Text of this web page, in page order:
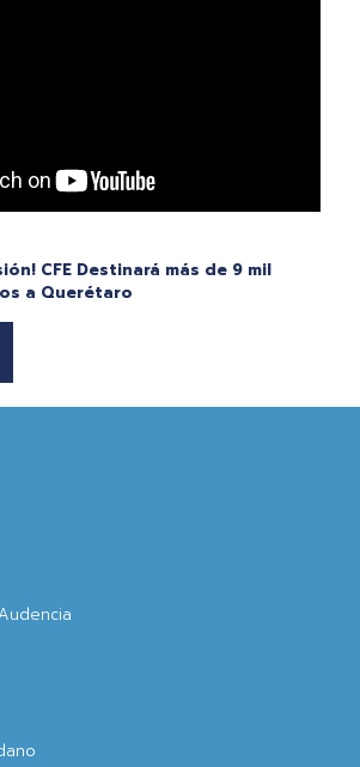
CFE Destinará más de 9 mil
a Querétaro